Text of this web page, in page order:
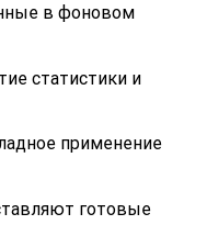
в фоновом
статистики и
применение
готовые